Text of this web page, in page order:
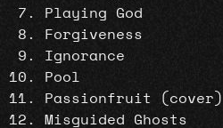
Playing God
Forgiveness
Ignorance
Pool
Passionfruit (cover)
Misguided Ghosts